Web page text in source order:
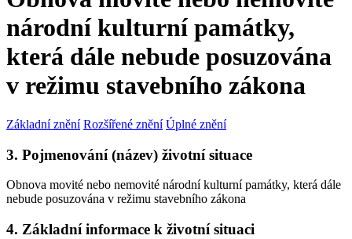
národní kulturní památky,
která dále nebude posuzována
v režimu stavebního zákona
Základní znění Rozšířené znění Úplné znění
3. Pojmenování (název) životní situace
Obnova movité nebo nemovité národní kulturní památky, která dále
nebude posuzována v režimu stavebního zákona
4. Základní informace k životní situaci